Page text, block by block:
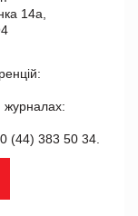
14а,
журналах:
(44) 383 50 34.